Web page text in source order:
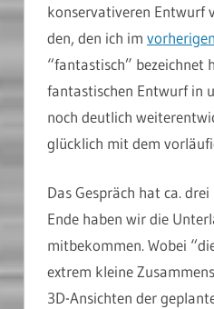
konservativeren Entwurf
den, den ich im
“fantastisch” bezeichnet
fantastischen Entwurf in
noch deutlich
glücklich mit dem
Das Gespräch hat ca.
Ende haben wir die
mitbekommen. Wobei
extrem kleine
3D-Ansichten der